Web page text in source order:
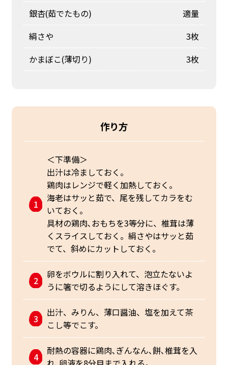
銀杏(茹でたもの)
適量
絹さや
3枚
かまぼこ(薄切り)
3枚
作り方
＜下準備＞
出汁は冷ましておく。
鶏肉はレンジで軽く加熱しておく。
海老はサッと茹で、尾を残してカラをむ
いておく。
具材の鶏肉､おもちを3等分に、椎茸は薄
くスライスしておく。絹さやはサッと茹
でて、斜めにカットしておく。
卵をボウルに割り入れて、泡立たないよ
うに箸で切るようにして溶きほぐす。
出汁、みりん、薄口醤油、塩を加えて茶
こし等でこす。
耐熱の容器に鶏肉､ぎんなん､餅､椎茸を入